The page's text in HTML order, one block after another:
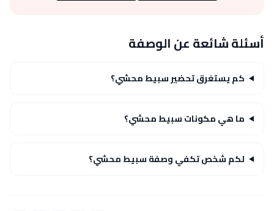
أسئلة شائعة عن الوصفة
كم يستغرق تحضير سبيط محشي؟
ما هي مكونات سبيط محشي؟
لكم شخص تكفي وصفة سبيط محشي؟